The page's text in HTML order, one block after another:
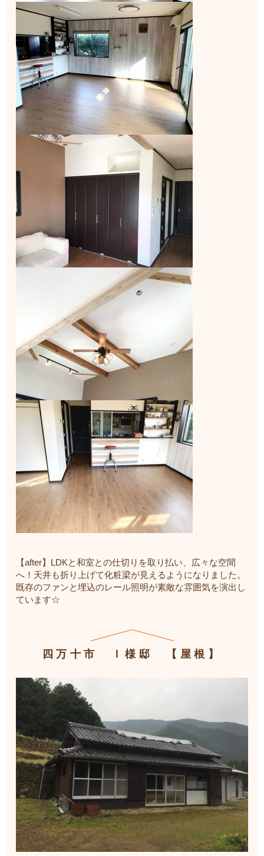
【after】LDKと和室との仕切りを取り払い、広々な空間
へ！天井も折り上げて化粧梁が見えるようになりました。
既存のファンと埋込のレール照明が素敵な雰囲気を演出し
ています☆
四万十市 Ｉ様邸 【屋根】